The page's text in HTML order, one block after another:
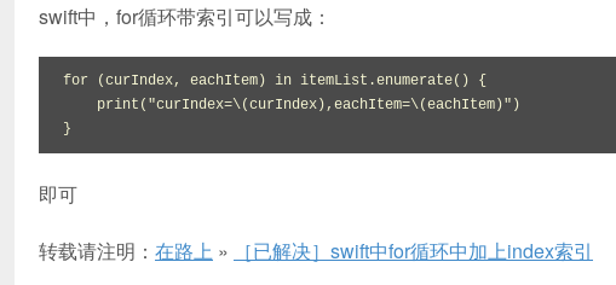
swift中，for循环带索引可以写成：
for (curIndex, eachItem) in itemList.enumerate() {
print("curIndex=\(curIndex),eachItem=\(eachItem)")
}
即可
转载请注明： 在路上 » ［已解决］swift中for循环中加上index索引